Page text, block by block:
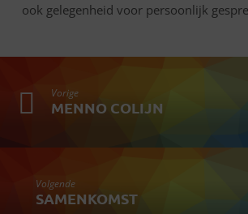
ook gelegenheid voor persoonlijk
Vorige
MENNO COLIJN
Volgende
SAMENKOMST